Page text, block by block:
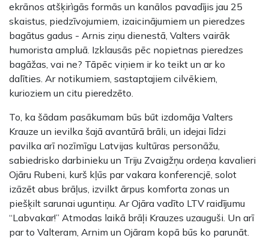
ekrānos atšķirìgās formās un kanālos pavadījis jau 25
skaistus, piedzīvojumiem, izaicinājumiem un pieredzes
bagātus gadus - Arnis ziņu dienestā, Valters vairāk
humorista ampluā. Izklausās pēc nopietnas pieredzes
bagāžas, vai ne? Tāpēc viņiem ir ko teikt un ar ko
dalīties. Ar notikumiem, sastaptajiem cilvēkiem,
kurioziem un citu pieredzēto.
To, ka šādam pasākumam būs būt izdomāja Valters
Krauze un ievilka šajā avantūrā brāli, un idejai līdzi
pavilka arī nozīmīgu Latvijas kultūras personāžu,
sabiedrisko darbinieku un Triju Zvaigžņu ordeņa kavalieri
Ojāru Rubeni, kurš kļūs par vakara konferencjē, solot
izāzēt abus brāļus, izvilkt ārpus komforta zonas un
piešķilt sarunai uguntiņu. Ar Ojāra vadīto LTV raidījumu
“Labvakar!” Atmodas laikā brāļi Krauzes uzauguši. Un arī
par to Valteram, Arnim un Ojāram kopā būs ko parunāt.